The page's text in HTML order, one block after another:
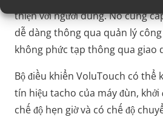
thiện với người dùng. Nó cung
dễ dàng thông qua quản lý
không phức tạp thông qua giao
Bộ điều khiển VoluTouch có thể
tín hiệu tacho của máy đùn, khởi
chế độ hẹn giờ và có chế độ